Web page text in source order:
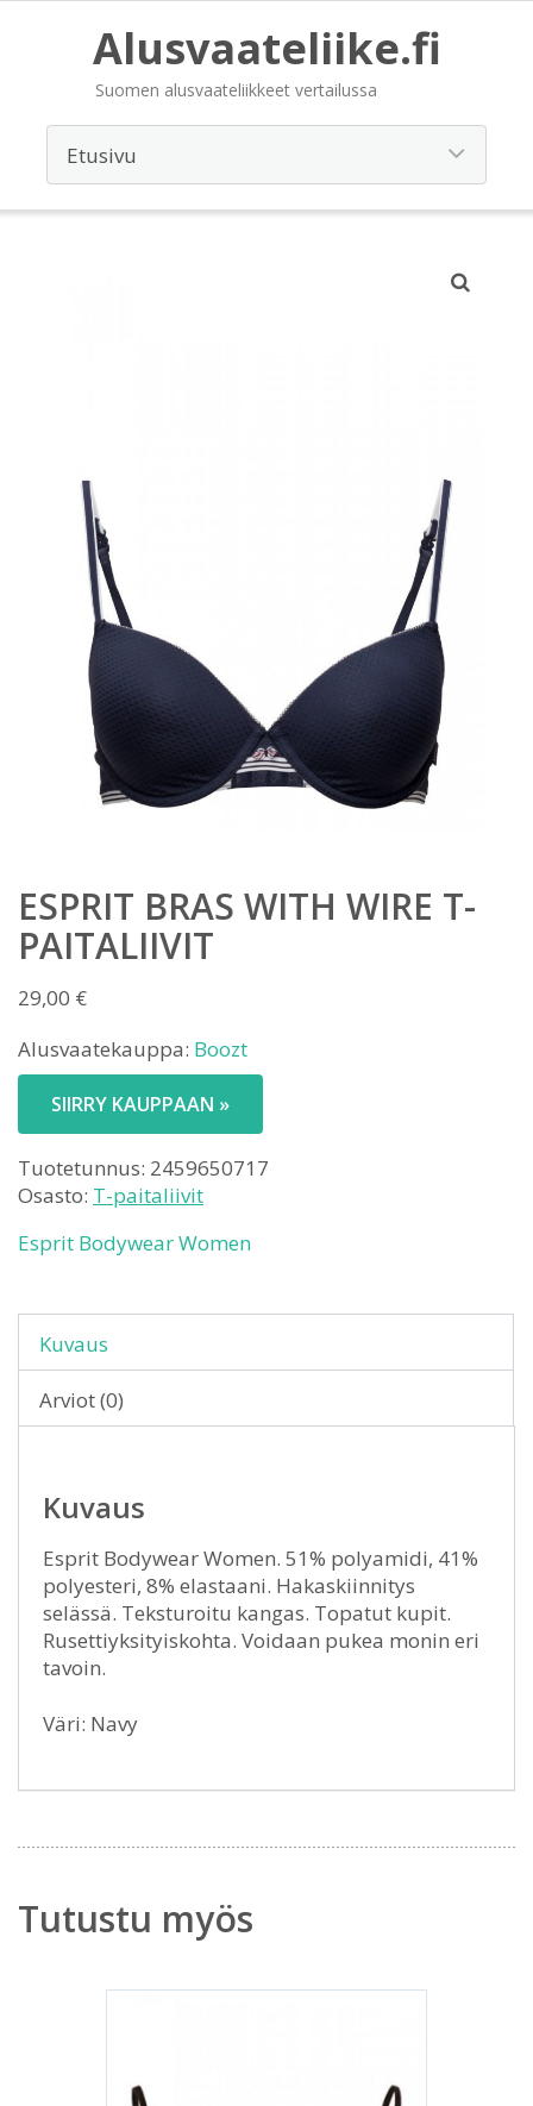
Alusvaateliike.fi
Suomen alusvaateliikkeet vertailussa
ESPRIT BRAS WITH WIRE T-
PAITALIIVIT
29,00 €
Alusvaatekauppa: Boozt
SIIRRY KAUPPAAN »
Tuotetunnus: 2459650717
Osasto: T-paitaliivit
Esprit Bodywear Women
Kuvaus
Arviot (0)
Kuvaus
Esprit Bodywear Women. 51% polyamidi, 41%
polyesteri, 8% elastaani. Hakaskiinnitys
selässä. Teksturoitu kangas. Topatut kupit.
Rusettiyksityiskohta. Voidaan pukea monin eri
tavoin.
Väri: Navy
Tutustu myös